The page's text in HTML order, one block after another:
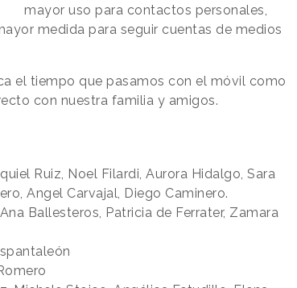
mayor uso para contactos personales,
medida para seguir cuentas de medios
el tiempo que pasamos con el móvil como
con nuestra familia y amigos.
Ruiz, Noel Filardi, Aurora Hidalgo, Sara
Angel Carvajal, Diego Caminero.
Ballesteros, Patricia de Ferrater, Zamara